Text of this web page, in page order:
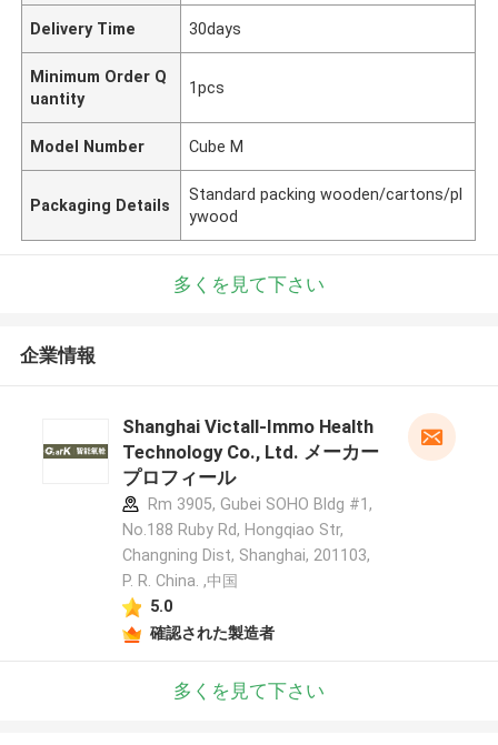
Delivery Time 30days
Minimum Order Q
uantity
1pcs
Model Number Cube M
Packaging Details
Standard packing wooden/cartons/pl
ywood
多くを見て下さい
企業情報
Shanghai Victall-Immo Health
Technology Co., Ltd. メーカー
プロフィール
Rm 3905, Gubei SOHO Bldg #1,
No.188 Ruby Rd, Hongqiao Str,
Changning Dist, Shanghai, 201103,
P. R. China. ,中国
5.0
確認された製造者
多くを見て下さい